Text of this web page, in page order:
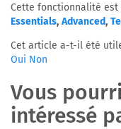
Cette fonctionnalité est
Essentials, Advanced,
Cet article a-t-il été
Oui Non
Vous
intéressé